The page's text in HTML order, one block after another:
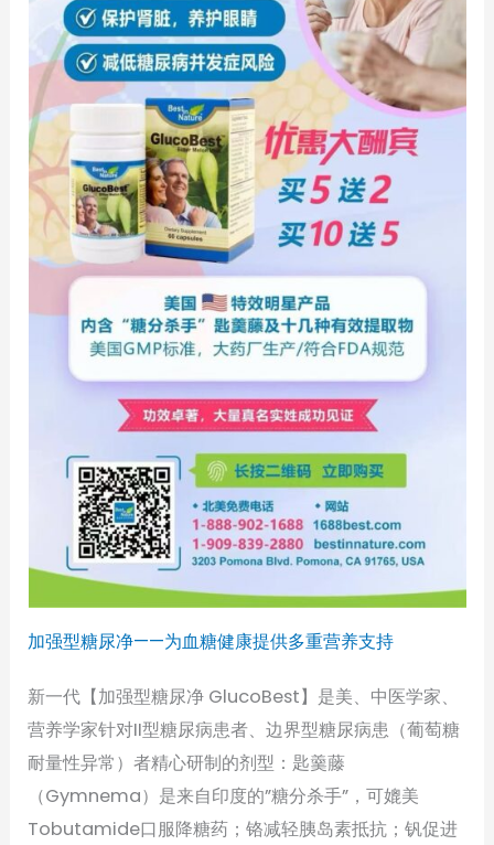
加强型糖尿净——为血糖健康提供多重营养支持
新一代【加强型糖尿净 GlucoBest】是美、中医学家、
营养学家针对II型糖尿病患者、边界型糖尿病患（葡萄糖
耐量性异常）者精心研制的剂型：匙羹藤
（Gymnema）是来自印度的”糖分杀手”，可媲美
Tobutamide口服降糖药；铬减轻胰岛素抵抗；钒促进